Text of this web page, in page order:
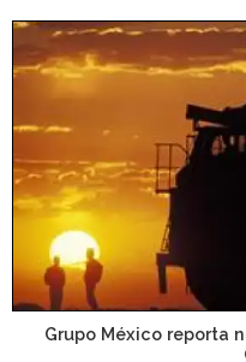
Grupo México reporta